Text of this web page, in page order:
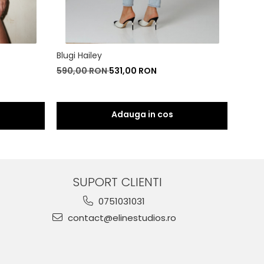
Blugi Hailey
590,00 RON531,00 RON
SUPORT CLIENTI
0751031031
contact@elinestudios.ro